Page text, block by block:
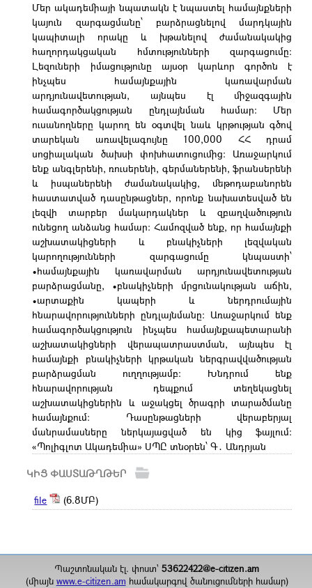
Մեր ակադեմիայի նպատակն է նպաստել համայնքների
կայուն զարգացմանը՝ բարձրացնելով մարդկային
կապիտալի որակը և խթանելով ժամանակակից
հաղորդակցական հմտությունների զարգացումը։
Լեզուների իմացությունը այսօր կարևոր գործոն է
ինչպես համայնքային կառավարման
արդյունավետության, այնպես էլ միջազգային
համագործակցության ընդլայնման համար։ Մեր
ուսանողները կարող են օգտվել նաև կրթության գծով
տարեկան առավելագույնը 100,000 ՀՀ դրամ
սոցիալական ծախսի փոխհատուցումից։ Առաջարկում
ենք անգլերենի, ռուսերենի, գերմաներենի, ֆրանսերենի
և իսպաներենի ժամանակակից, մեթոդաբանորեն
հաստատված դասընթացներ, որոնք նախատեսված են
լեզվի տարբեր մակարդակներ և զբաղվածություն
ունեցող անձանց համար։ Համոզված ենք, որ համայնքի
աշխատակիցների և բնակիչների լեզվական
կարողությունների զարգացումը կնպաստի՝
•համայնքային կառավարման արդյունավետության
բարձրացմանը, •բնակիչների մրցունակության աճին,
•արտաքին կապերի և ներդրումային
հնարավորությունների ընդլայնմանը։ Առաջարկում ենք
համագործակցություն ինչպես համայնքապետարանի
աշխատակիցների վերապատրաստման, այնպես էլ
համայնքի բնակիչների կրթական ներգրավվածության
բարձրացման ուղղությամբ։ Խնդրում ենք
հնարավորության դեպքում տեղեկացնել
աշխատակիցներին և աջակցել ծրագրի տարածմանը
համայնքում։ Դասընթացների վերաբերյալ
մանրամասները ներկայացված են կից ֆայլում։
«Պոլիգլոտ Ակադեմիա» ՍՊԸ տնօրեն՝ Գ․ Անդրյան
ԿԻՑ ՓԱՍՏԱԹՂԹԵՐ
file
(6.8ՄԲ)
Պաշտոնական էլ. փոստ`53622422@e-citizen.am
(միայն www.e-citizen.am համակարգով ծանուցումների համար)